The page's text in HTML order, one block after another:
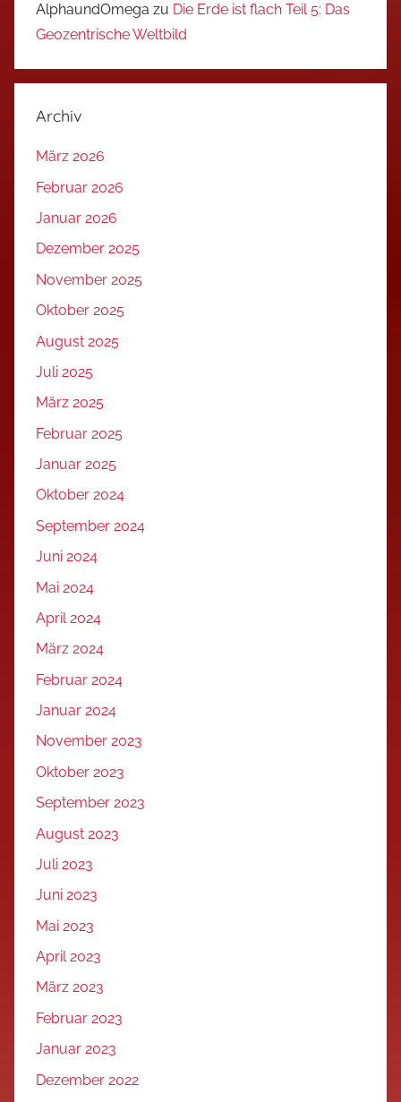
AlphaundOmega zu Die Erde ist flach Teil 5: Das
Geozentrische Weltbild
Archiv
März 2026
Februar 2026
Januar 2026
Dezember 2025
November 2025
Oktober 2025
August 2025
Juli 2025
März 2025
Februar 2025
Januar 2025
Oktober 2024
September 2024
Juni 2024
Mai 2024
April 2024
März 2024
Februar 2024
Januar 2024
November 2023
Oktober 2023
September 2023
August 2023
Juli 2023
Juni 2023
Mai 2023
April 2023
März 2023
Februar 2023
Januar 2023
Dezember 2022